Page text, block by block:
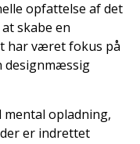
opfattelse af det
skabe en
har været fokus på
designmæssig
mental opladning,
er indrettet